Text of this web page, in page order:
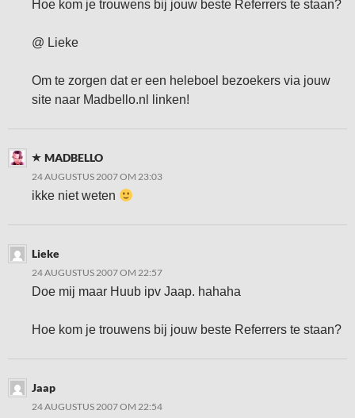
Hoe kom je trouwens bij jouw beste Referrers te staan?
@ Lieke
Om te zorgen dat er een heleboel bezoekers via jouw
site naar Madbello.nl linken!
MADBELLO
24 AUGUSTUS 2007 OM 23:03
ikke niet weten
Lieke
24 AUGUSTUS 2007 OM 22:57
Doe mij maar Huub ipv Jaap. hahaha
Hoe kom je trouwens bij jouw beste Referrers te staan?
Jaap
24 AUGUSTUS 2007 OM 22:54